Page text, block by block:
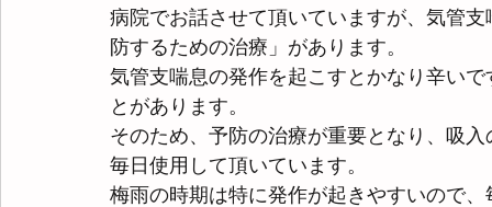
病院でお話させて頂いていますが、気管
防するための治療」があります。
気管支喘息の発作を起こすとかなり辛い
とがあります。
そのため、予防の治療が重要となり、吸
毎日使用して頂いています。
梅雨の時期は特に発作が起きやすいので